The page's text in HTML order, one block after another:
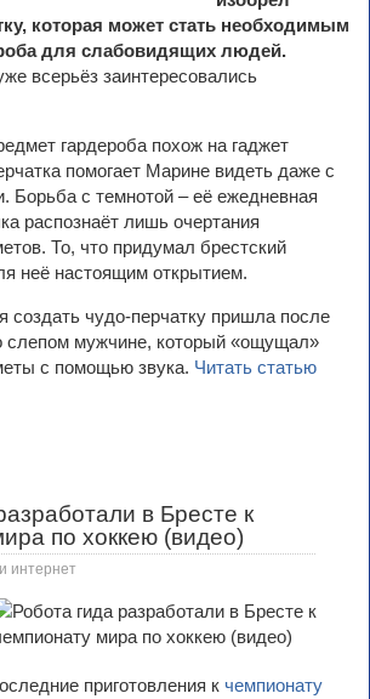
которая может стать необходимым
для слабовидящих людей.
всерьёз заинтересовались
гардероба похож на гаджет
помогает Марине видеть даже с
Борьба с темнотой – её ежедневная
распознаёт лишь очертания
То, что придумал брестский
неё настоящим открытием.
создать чудо-перчатку пришла после
слепом мужчине, который «ощущал»
с помощью звука. Читать статью
в Бресте к
по хоккею (видео)
интернет
приготовления к чемпионату